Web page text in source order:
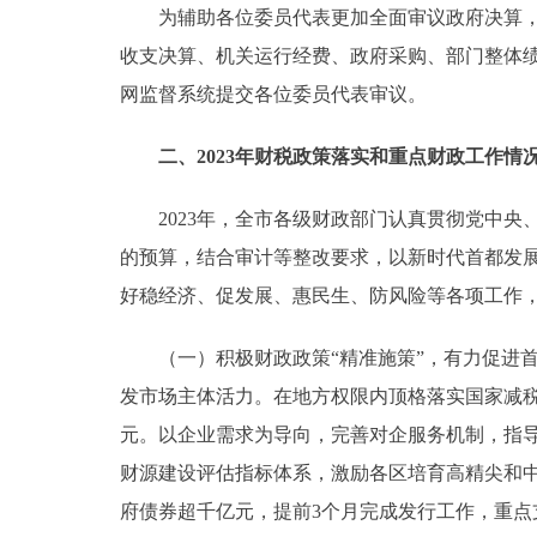
为辅助各位委员代表更加全面审议政府决算，
收支决算、机关运行经费、政府采购、部门整体
网监督系统提交各位委员代表审议。
二、2023年财税政策落实和重点财政工作情
2023年，全市各级财政部门认真贯彻党中央
的预算，结合审计等整改要求，以新时代首都发
好稳经济、促发展、惠民生、防风险等各项工作
（一）积极财政政策“精准施策”，有力促进首
发市场主体活力。在地方权限内顶格落实国家减
元。以企业需求为导向，完善对企服务机制，指
财源建设评估指标体系，激励各区培育高精尖和
府债券超千亿元，提前3个月完成发行工作，重